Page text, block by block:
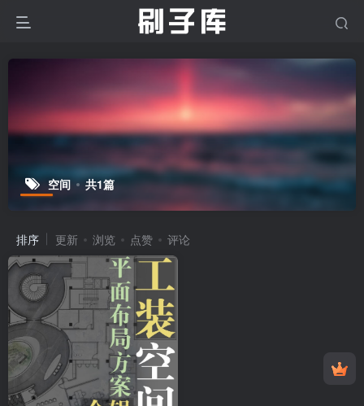
空间 共1篇
排序 更新 浏览 点赞 评论